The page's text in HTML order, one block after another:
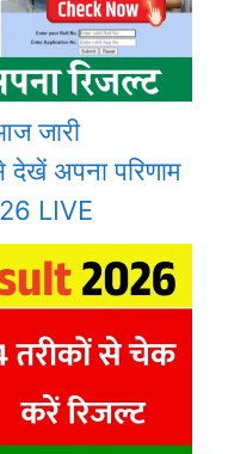
जारी
अपना परिणाम
LIVE